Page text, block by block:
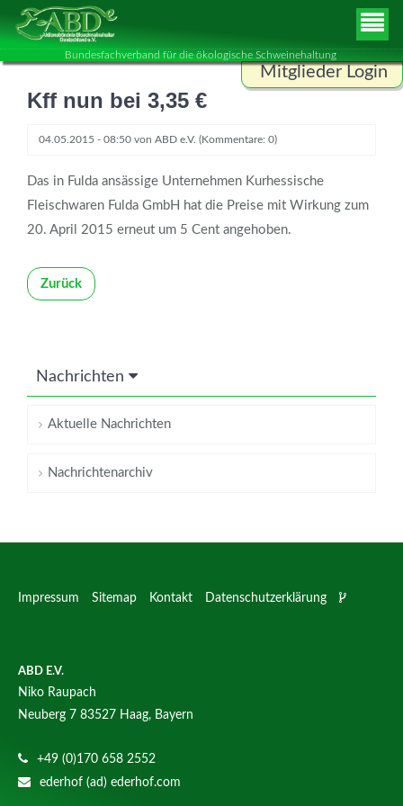
Bundesfachverband für die ökologische Schweinehaltung
Mitglieder Login
Passwort
Kff nun bei 3,35 €
04.05.2015 - 08:50 von ABD e.V. (Kommentare: 0)
Das in Fulda ansässige Unternehmen Kurhessische
Fleischwaren Fulda GmbH hat die Preise mit Wirkung zum
20. April 2015 erneut um 5 Cent angehoben.
Zurück
Nachrichten
Aktuelle Nachrichten
Nachrichtenarchiv
Impressum Sitemap Kontakt Datenschutzerklärung
ABD E.V.
Niko Raupach
Neuberg 7 83527 Haag, Bayern
+49 (0)170 658 2552
ederhof (ad) ederhof.com